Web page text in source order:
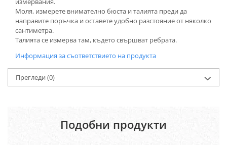
Моля, измерете внимателно бюста и талията преди да
направите поръчка и оставете удобно разстояние от няколко
сантиметра.
Талията се измерва там, където свършват ребрата.
Информация за съответствието на продукта
Прегледи (0)
Подобни продукти